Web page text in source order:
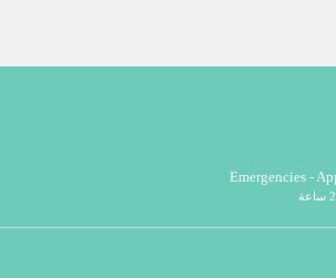
Emergencies -